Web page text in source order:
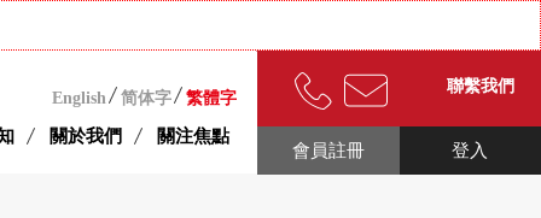
English 简体字 繁體字
關於我們 關注焦點
聯繫我們
登入
會員註冊